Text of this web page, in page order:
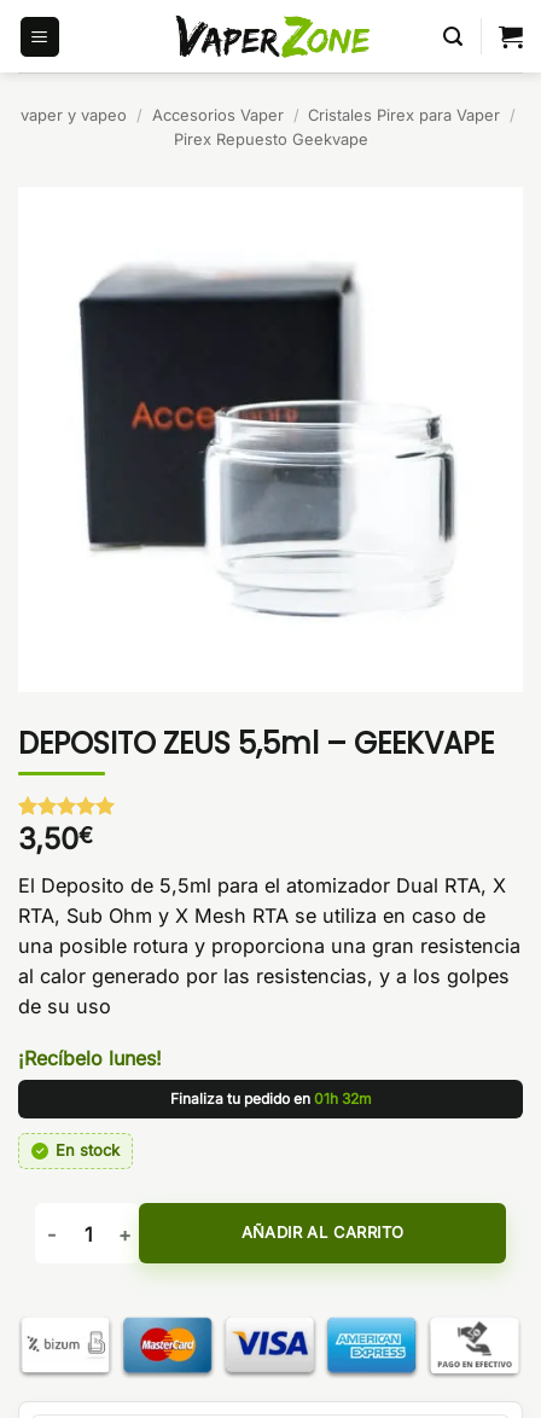
Saltar
contenido
vaper y vapeo / Accesorios Vaper / Cristales Pirex para Vaper /
Pirex Repuesto Geekvape
DEPOSITO ZEUS 5,5ml – GEEKVAPE
Valorado
con5de 5
1
valoración
de un
cliente
3,50€
El Deposito de 5,5ml para el atomizador Dual RTA, X
RTA, Sub Ohm y X Mesh RTA se utiliza en caso de
una posible rotura y proporciona una gran resistencia
al calor generado por las resistencias, y a los golpes
de su uso
¡Recíbelo lunes!
Finaliza tu pedido en 01h 32m
En stock
DEPOSITO ZEUS 5,5ml - GEEKVAPE cantidad
AÑADIR AL CARRITO